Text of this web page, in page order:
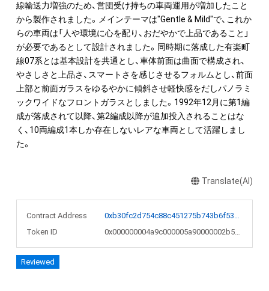
線輸送力増強のため、営団受け持ちの車両運用が増加したこと
から製作されました。メインテーマは"Gentle & Mild"で、これか
らの車両は「人や環境に心を配り、おだやかで上品であること」
が必要であるとして設計されました。同時期に落成した有楽町
線07系とは基本設計を共通とし、車体前面は曲面で構成され、
やさしさと上品さ、スマートさを感じさせるフォルムとし、前面
上部と前面ガラスをゆるやかに傾斜させ軽快感をだしパノラミ
ックワイドなフロントガラスとしました。1992年12月に第1編
成が落成されて以降、第2編成以降が追加投入されることはな
く、10両編成1本しか存在しないレアな車両として活躍しまし
た。
Translate(AI)
Contract Address
0xb30fc2d754c88c451275b743b6f530f19f643683
Token ID
0x000000004a9c000005a90000002b5863
Reviewed